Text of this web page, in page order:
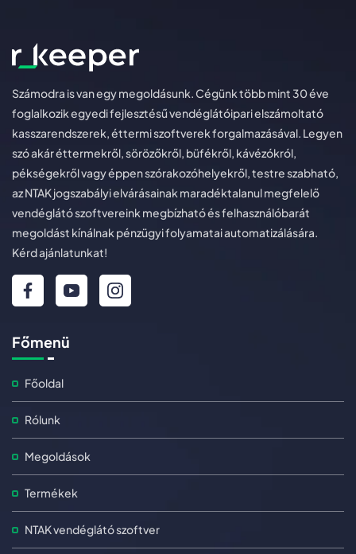
Számodra is van egy megoldásunk. Cégünk több mint 30 éve
foglalkozik egyedi fejlesztésű vendéglátóipari elszámoltató
kasszarendszerek, éttermi szoftverek forgalmazásával. Legyen
szó akár éttermekről, sörözőkről, büfékről, kávézókról,
pékségekről vagy éppen szórakozóhelyekről, testre szabható,
az NTAK jogszabályi elvárásainak maradéktalanul megfelelő
vendéglátó szoftvereink megbízható és felhasználóbarát
megoldást kínálnak pénzügyi folyamatai automatizálására.
Kérd ajánlatunkat!
Főmenü
Főoldal
Rólunk
Megoldások
Termékek
NTAK vendéglátó szoftver